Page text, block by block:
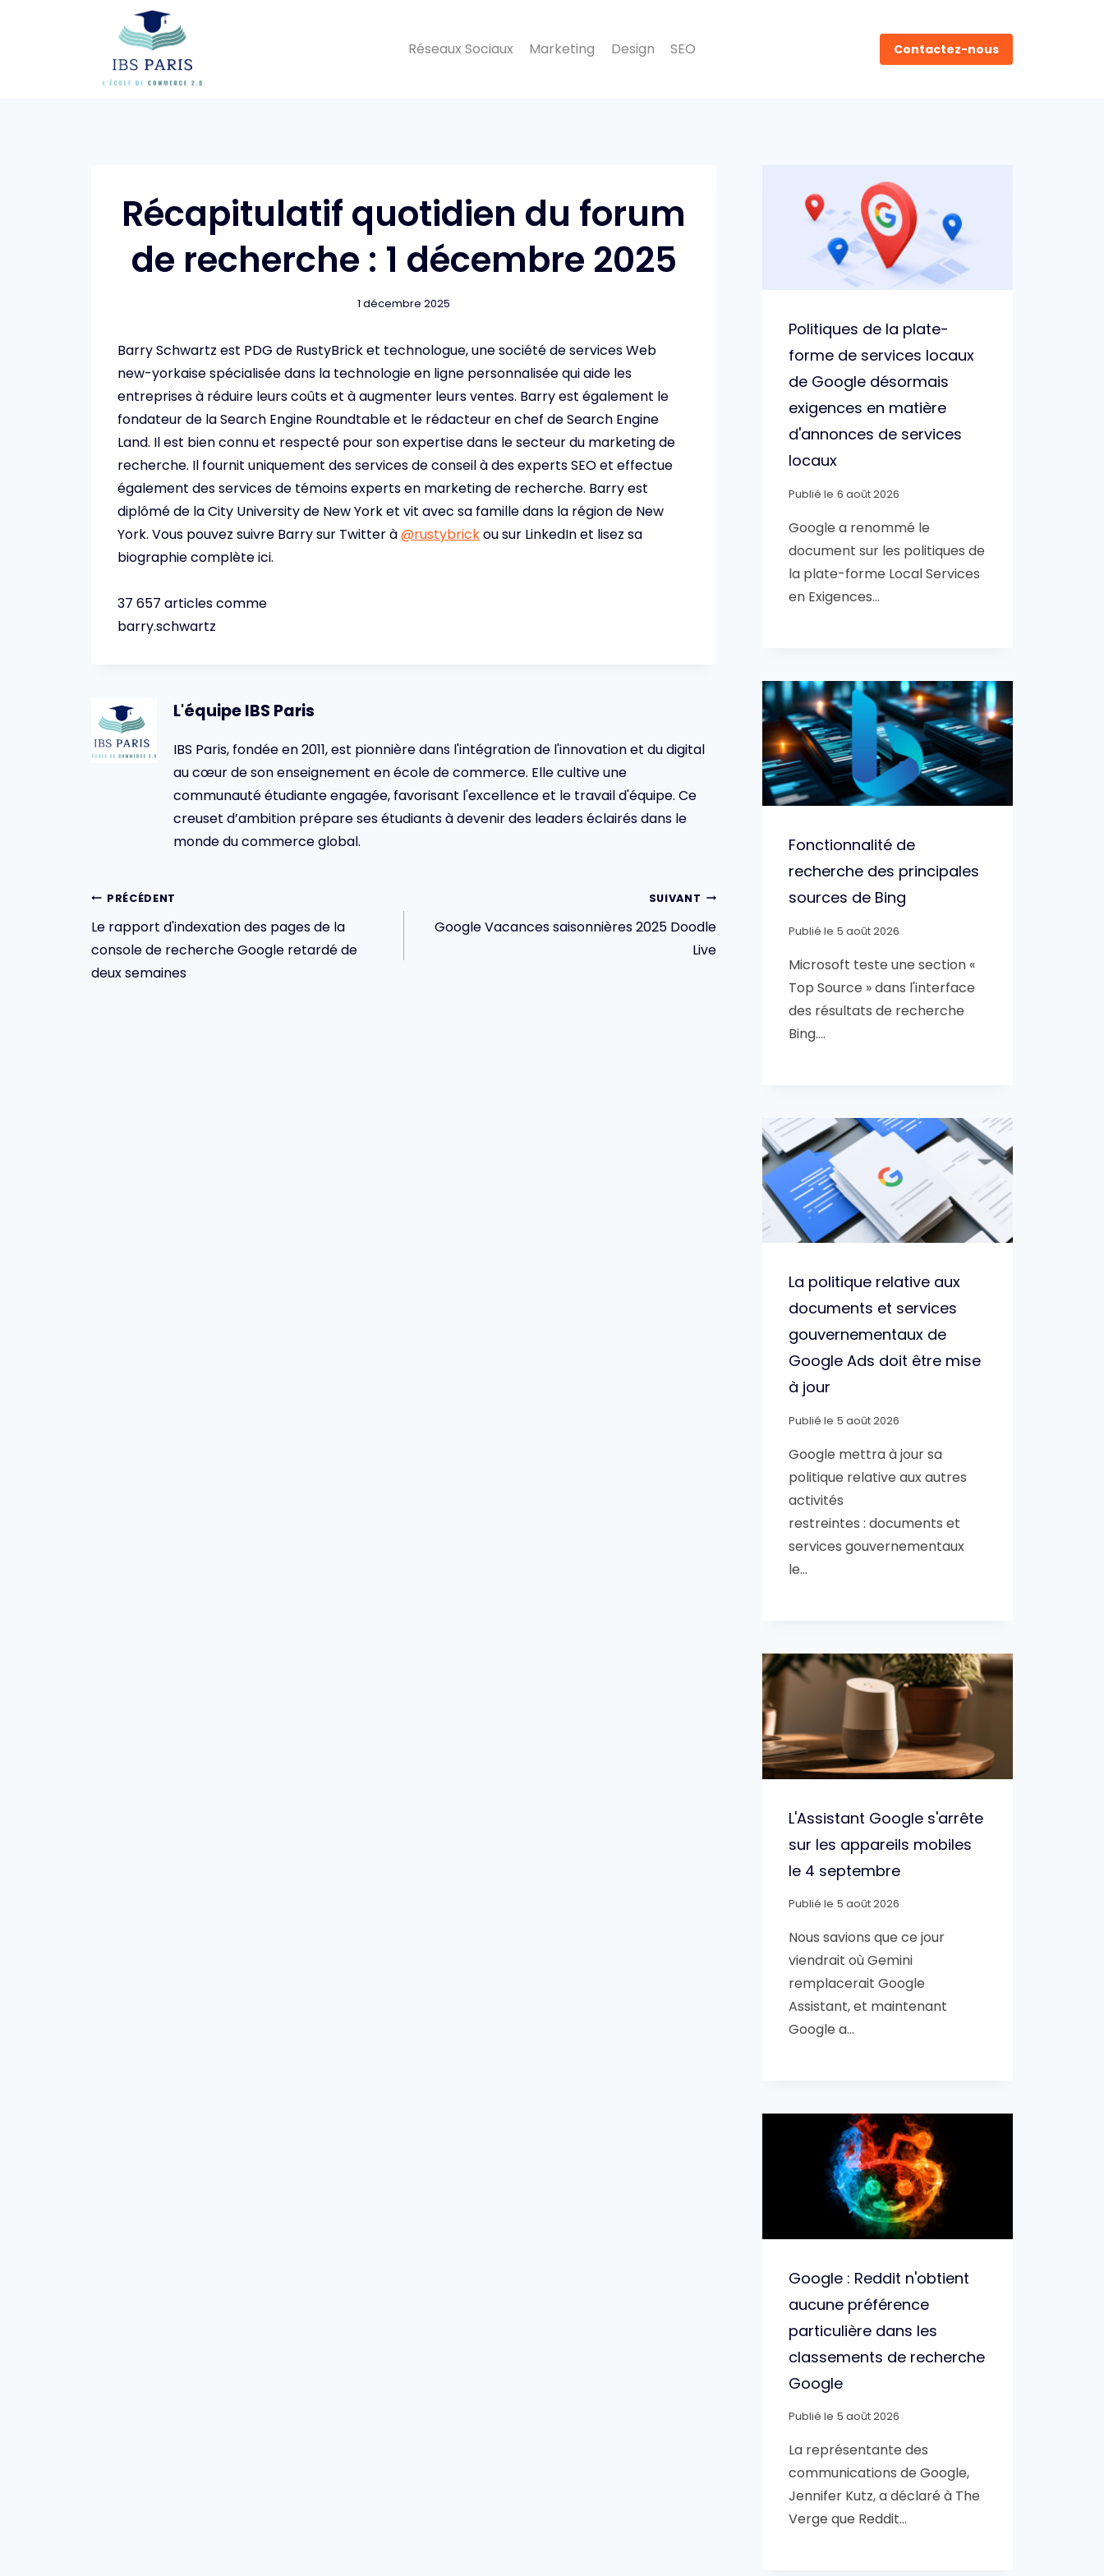
Réseaux Sociaux Marketing Design SEO Contactez-nous
Récapitulatif quotidien du forum
de recherche : 1 décembre 2025
1 décembre 2025
Barry Schwartz est PDG de RustyBrick et technologue, une société de services Web
new-yorkaise spécialisée dans la technologie en ligne personnalisée qui aide les
entreprises à réduire leurs coûts et à augmenter leurs ventes. Barry est également le
fondateur de la Search Engine Roundtable et le rédacteur en chef de Search Engine
Land. Il est bien connu et respecté pour son expertise dans le secteur du marketing de
recherche. Il fournit uniquement des services de conseil à des experts SEO et effectue
également des services de témoins experts en marketing de recherche. Barry est
diplômé de la City University de New York et vit avec sa famille dans la région de New
York. Vous pouvez suivre Barry sur Twitter à@rustybrickou sur LinkedIn et lisez sa
biographie complète ici.
37 657 articles comme
barry.schwartz
L'équipe IBS Paris
IBS Paris, fondée en 2011, est pionnière dans l'intégration de l'innovation et du digital
au cœur de son enseignement en école de commerce. Elle cultive une
communauté étudiante engagée, favorisant l'excellence et le travail d'équipe. Ce
creuset d’ambition prépare ses étudiants à devenir des leaders éclairés dans le
monde du commerce global.
Navigation
de
l’article
PRÉCÉDENT
Le rapport d'indexation des pages de la
console de recherche Google retardé de
deux semaines
SUIVANT
Google Vacances saisonnières 2025 Doodle
Live
Politiques de la plate-
forme de services locaux
de Google désormais
exigences en matière
d'annonces de services
locaux
Publié le 6 août 2026
Google a renommé le
document sur les politiques de
la plate-forme Local Services
en Exigences…
Fonctionnalité de
recherche des principales
sources de Bing
Publié le 5 août 2026
Microsoft teste une section «
Top Source » dans l'interface
des résultats de recherche
Bing….
La politique relative aux
documents et services
gouvernementaux de
Google Ads doit être mise
à jour
Publié le 5 août 2026
Google mettra à jour sa
politique relative aux autres
activités
restreintes : documents et
services gouvernementaux
le…
L'Assistant Google s'arrête
sur les appareils mobiles
le 4 septembre
Publié le 5 août 2026
Nous savions que ce jour
viendrait où Gemini
remplacerait Google
Assistant, et maintenant
Google a…
Google : Reddit n'obtient
aucune préférence
particulière dans les
classements de recherche
Google
Publié le 5 août 2026
La représentante des
communications de Google,
Jennifer Kutz, a déclaré à The
Verge que Reddit…